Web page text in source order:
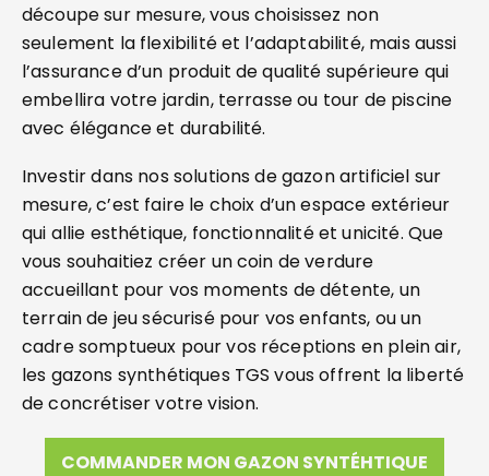
découpe sur mesure, vous choisissez non
seulement la flexibilité et l’adaptabilité, mais aussi
l’assurance d’un produit de qualité supérieure qui
embellira votre jardin, terrasse ou tour de piscine
avec élégance et durabilité.
Investir dans nos solutions de gazon artificiel sur
mesure, c’est faire le choix d’un espace extérieur
qui allie esthétique, fonctionnalité et unicité. Que
vous souhaitiez créer un coin de verdure
accueillant pour vos moments de détente, un
terrain de jeu sécurisé pour vos enfants, ou un
cadre somptueux pour vos réceptions en plein air,
les gazons synthétiques TGS vous offrent la liberté
de concrétiser votre vision.
COMMANDER MON GAZON SYNTÉHTIQUE